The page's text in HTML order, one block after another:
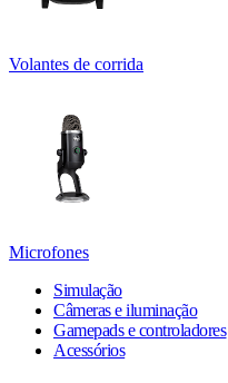
Volantes de corrida
Microfones
Simulação
Câmeras e iluminação
Gamepads e controladores
Acessórios